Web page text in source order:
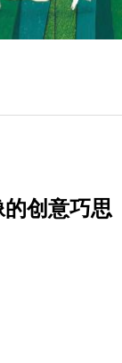
创意巧思